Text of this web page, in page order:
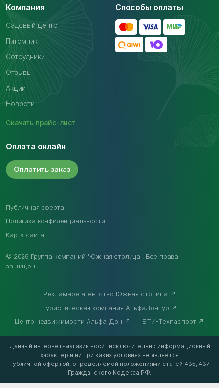
Компания
Садовый центр
Питомник
Сотрудники
Отзывы
Акции
Новости
Скачать прайс-лист
Способы оплаты
Оплата онлайн
Оплатить заказ
© 2026 Группа компаний "Южная столица". Все права
защищены.
Публичная оферта
Политика конфиденциальности
Карта сайта
Рекламное агентство Южная столица
Туристическая компания АльфаДонТур
Центр недвижимости Альфа-Дон
БТИ-Техпаспорт
Данный интернет-магазин носит исключительно информационный
характер и ни при каких условиях не является
публичной офертой, определяемой положениями статей 435, 437
Гражданского Кодекса РФ.